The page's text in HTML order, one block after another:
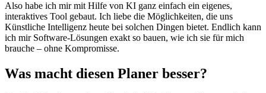
Also habe ich mir mit Hilfe von KI ganz einfach ein eigenes,
interaktives Tool gebaut. Ich liebe die Möglichkeiten, die uns
Künstliche Intelligenz heute bei solchen Dingen bietet. Endlich kann
ich mir Software-Lösungen exakt so bauen, wie ich sie für mich
brauche – ohne Kompromisse.
Was macht diesen Planer besser?